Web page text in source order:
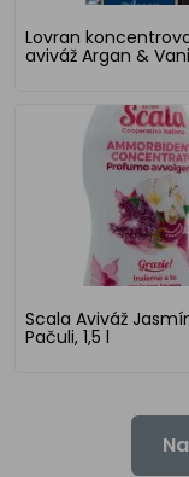
Lovran
aviváž Argan &
Scala Aviváž
Pačuli, 1,5 l